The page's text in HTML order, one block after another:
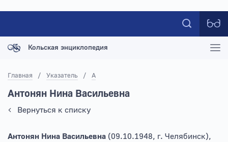
Кольская энциклопедия
Главная / Указатель / А
Антонян Нина Васильевна
Вернуться к списку
Антонян Нина Васильевна (09.10.1948, г. Челябинск),